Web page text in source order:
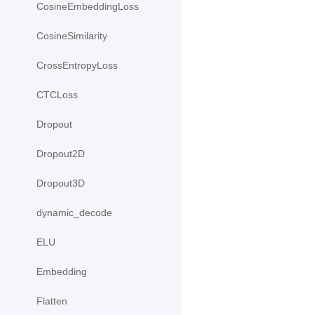
CosineEmbeddingLoss
CosineSimilarity
CrossEntropyLoss
CTCLoss
Dropout
Dropout2D
Dropout3D
dynamic_decode
ELU
Embedding
Flatten